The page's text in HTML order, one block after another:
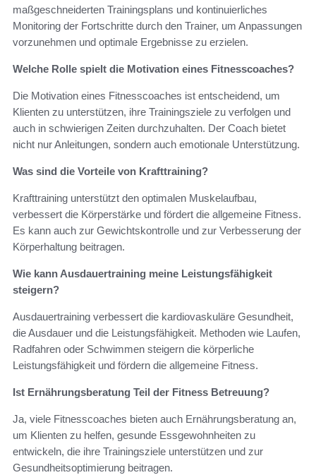
maßgeschneiderten Trainingsplans und kontinuierliches
Monitoring der Fortschritte durch den Trainer, um Anpassungen
vorzunehmen und optimale Ergebnisse zu erzielen.
Welche Rolle spielt die Motivation eines Fitnesscoaches?
Die Motivation eines Fitnesscoaches ist entscheidend, um
Klienten zu unterstützen, ihre Trainingsziele zu verfolgen und
auch in schwierigen Zeiten durchzuhalten. Der Coach bietet
nicht nur Anleitungen, sondern auch emotionale Unterstützung.
Was sind die Vorteile von Krafttraining?
Krafttraining unterstützt den optimalen Muskelaufbau,
verbessert die Körperstärke und fördert die allgemeine Fitness.
Es kann auch zur Gewichtskontrolle und zur Verbesserung der
Körperhaltung beitragen.
Wie kann Ausdauertraining meine Leistungsfähigkeit
steigern?
Ausdauertraining verbessert die kardiovaskuläre Gesundheit,
die Ausdauer und die Leistungsfähigkeit. Methoden wie Laufen,
Radfahren oder Schwimmen steigern die körperliche
Leistungsfähigkeit und fördern die allgemeine Fitness.
Ist Ernährungsberatung Teil der Fitness Betreuung?
Ja, viele Fitnesscoaches bieten auch Ernährungsberatung an,
um Klienten zu helfen, gesunde Essgewohnheiten zu
entwickeln, die ihre Trainingsziele unterstützen und zur
Gesundheitsoptimierung beitragen.